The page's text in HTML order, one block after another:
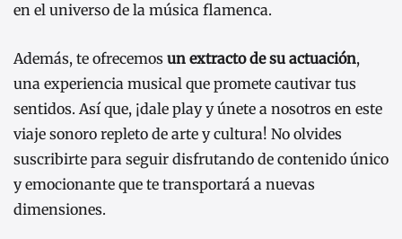
en el universo de la música flamenca.
Además, te ofrecemos un extracto de su actuación,
una experiencia musical que promete cautivar tus
sentidos. Así que, ¡dale play y únete a nosotros en este
viaje sonoro repleto de arte y cultura! No olvides
suscribirte para seguir disfrutando de contenido único
y emocionante que te transportará a nuevas
dimensiones.